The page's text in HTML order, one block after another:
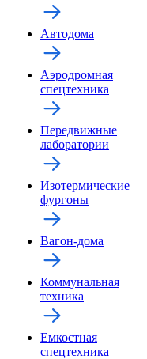
Автодома
Аэродромная
спецтехника
Передвижные
лаборатории
Изотермические
фургоны
Вагон-дома
Коммунальная
техника
Емкостная
спецтехника